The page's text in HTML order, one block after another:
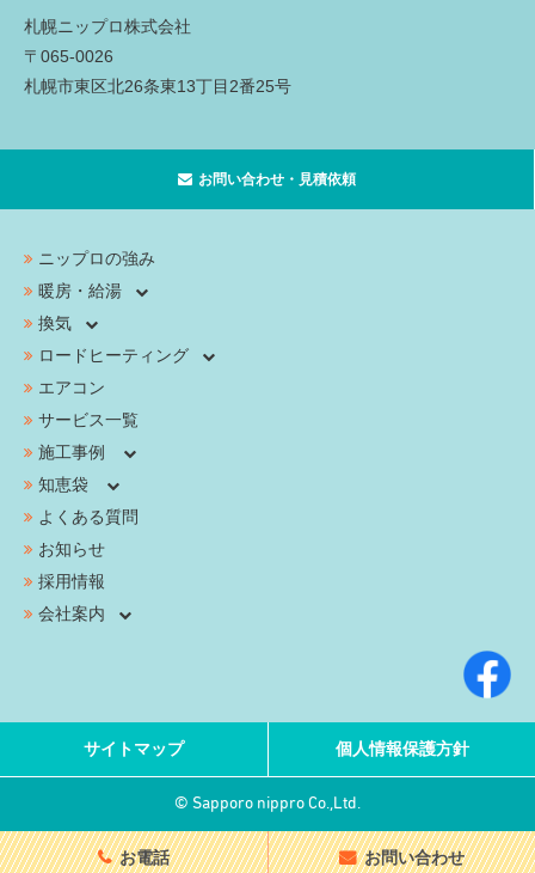
お電話 お問い合わせ
札幌ニップロ株式会社
〒065-0026
札幌市東区北26条東13丁目2番25号
お問い合わせ・見積依頼
ニップロの強み
暖房・給湯
換気
ロードヒーティング
エアコン
サービス一覧
施工事例
知恵袋
よくある質問
お知らせ
採用情報
会社案内
サイトマップ 個人情報保護方針
© Sapporo nippro Co.,Ltd.